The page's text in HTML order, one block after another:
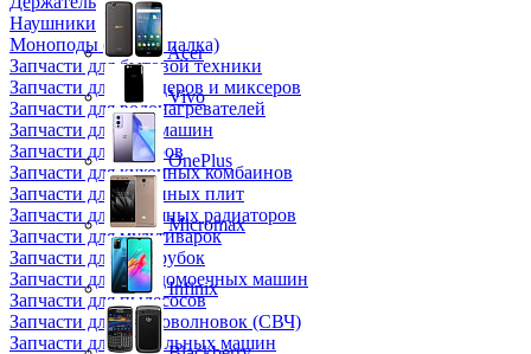
Наушники
Моноподы (Селфи палка)
Запчасти для бытовой техники
Запчасти для блендеров и миксеров
Запчасти для водонагревателей
Запчасти для кофемашин
Запчасти для кулеров
Запчасти для кухонных комбаинов
Запчасти для кухонных плит
Запчасти для масляных радиаторов
Запчасти для мультиварок
Запчасти для мясорубок
Запчасти для посудомоечных машин
Запчасти для пылесосов
Запчасти для микроволновок (СВЧ)
Запчасти для стиральных машин
Acer
Vivo
OnePlus
Micromax
Infinix